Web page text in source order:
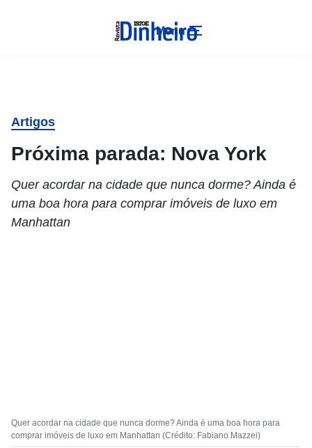
Menu
Artigos
Próxima parada: Nova York
Quer acordar na cidade que nunca dorme? Ainda é
uma boa hora para comprar imóveis de luxo em
Manhattan
Quer acordar na cidade que nunca dorme? Ainda é uma boa hora para
comprar imóveis de luxo em Manhattan (Crédito: Fabiano Mazzei)